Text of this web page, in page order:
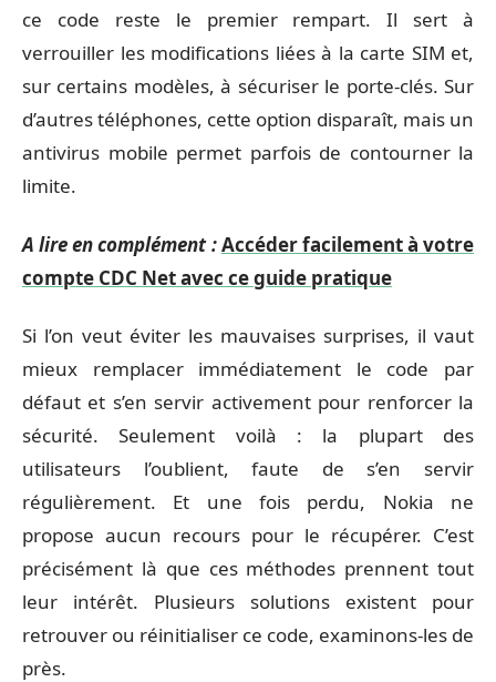
ce code reste le premier rempart. Il sert à
verrouiller les modifications liées à la carte SIM et,
sur certains modèles, à sécuriser le porte-clés. Sur
d’autres téléphones, cette option disparaît, mais un
antivirus mobile permet parfois de contourner la
limite.
A lire en complément :Accéder facilement à votre
compte CDC Net avec ce guide pratique
Si l’on veut éviter les mauvaises surprises, il vaut
mieux remplacer immédiatement le code par
défaut et s’en servir activement pour renforcer la
sécurité. Seulement voilà : la plupart des
utilisateurs l’oublient, faute de s’en servir
régulièrement. Et une fois perdu, Nokia ne
propose aucun recours pour le récupérer. C’est
précisément là que ces méthodes prennent tout
leur intérêt. Plusieurs solutions existent pour
retrouver ou réinitialiser ce code, examinons-les de
près.